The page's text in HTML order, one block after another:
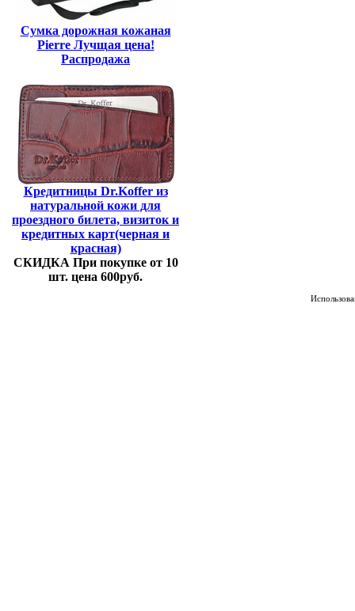
Сумка дорожная кожаная
Pierre Лучщая цена!
Распродажа
Кредитницы Dr.Koffer из
натуральной кожи для
проездного билета, визиток и
кредитных карт(черная и
красная)
СКИДКА При покупке от 10
шт. цена 600руб.